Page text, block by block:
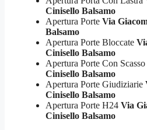
Cinisello Balsamo
Apertura Porte Via
Balsamo
Apertura Porte Bloccate
Cinisello Balsamo
Apertura Porte Con Scasso
Cinisello Balsamo
Apertura Porte Giudiziarie
Cinisello Balsamo
Apertura Porte H24 Via
Cinisello Balsamo